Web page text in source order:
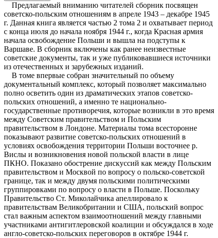
Предлагаемый вниманию читателей сборник посвящен
советско-польским отношениям в апреле 1943 – декабре 1945
г. Данная книга является частью 2 тома 2 и охватывает период
с конца июля до начала ноября 1944 г., когда Красная армия
начала освобождение Польши и вышла на подступы к
Варшаве. В сборник включены как ранее неизвестные
советские документы, так и уже публиковавшиеся источники
из отечественных и зарубежных изданий.
В томе впервые собран значительный по объему
документальный комплекс, который позволяет максимально
полно осветить один из драматических этапов советско-
польских отношений, а именно те национально-
государственные противоречия, которые возникли в это время
между Советским правительством и Польским
правительством в Лондоне. Материалы тома всесторонне
показывают развитие советско-польских отношений в
условиях освобождения территории Польши восточнее р.
Вислы и возникновения новой польской власти в лице
ПКНО. Показано обострение дискуссий как между Польским
правительством и Москвой по вопросу о польско-советской
границе, так и между двумя польскими политическими
группировками по вопросу о власти в Польше. Поскольку
Правительство Ст. Миколайчика апеллировало к
правительствам Великобритании и США, польский вопрос
стал важным аспектом взаимоотношений между главными
участниками антигитлеровской коалиции и обсуждался в ходе
англо-советско-польских переговоров в октябре 1944 г.